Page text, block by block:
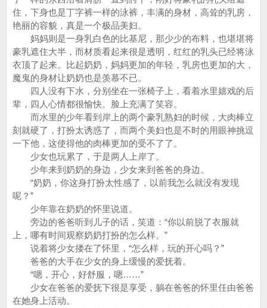
住，下身也是丁字裤一样的泳裤，丰满的身材，高耸的乳房，
艳丽的容貌，真是一个极品美妇。
妈妈则是一身乳白色的比基尼，那少少的布料，也堪堪将
豪乳遮住大半，而材质看起来很是透明，红红的乳头已经将泳
衣顶了起来。比起奶奶，妈妈更加的年轻，乳房也更加的大，
魔鬼的身材让奶奶也是羡慕不已。
四人没有下水，分别坐在一张椅子上，看着水里嬉戏的后
辈，四人心情都很愉快。脸上充满了笑容。
而水里的少年看到岸上的两个豪乳熟妇的时候，大肉棒立
刻就硬了，打扮太诱惑了，而两个美妇也是不时的用眼神挑逗
一下他，这使得他的肉棒更加的受不了了。
少女也玩累了，于是两人上岸了。
少年来到奶奶的身边，少女来到爸爸的身边。
“奶奶，你这身打扮太性感了，以前我怎么就没有发现
呢？”
少年靠在奶奶的怀里说道。
旁边的爸爸听到儿子的话，笑道：“你以前脱了衣服就
上，哪有时间观察奶奶打扮的怎么样。”
说着将少女搂在了怀里，“怎么样，玩的开心吗？”
爸爸的大手在少女的身上缓慢的爱抚着。
“嗯，开心，好舒服，嗯……”
少女在爸爸的爱抚下很是享受，躺在爸爸的怀里任由爸爸
在她身上活动。